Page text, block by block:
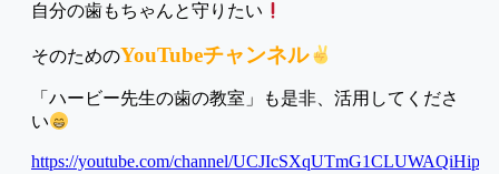
自分の歯もちゃんと守りたい
そのためのYouTubeチャンネル
「ハービー先生の歯の教室」も是非、活用してくださ
い
https://youtube.com/channel/UCJIcSXqUTmG1CLUWAQiHipA